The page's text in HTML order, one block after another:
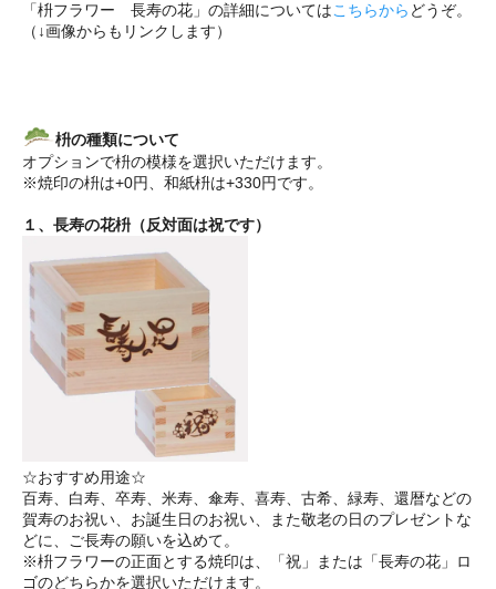
「枡フラワー 長寿の花」の詳細についてはこちらから どうぞ。
（↓画像からもリンクします）
枡の種類について
オプションで枡の模様を選択いただけます。
※焼印の枡は+0円、和紙枡は+330円です。
１、長寿の花枡（反対面は祝です）
☆おすすめ用途☆
百寿、白寿、卒寿、米寿、傘寿、喜寿、古希、緑寿、還暦などの
賀寿のお祝い、お誕生日のお祝い、また敬老の日のプレゼントな
どに、ご長寿の願いを込めて。
※枡フラワーの正面とする焼印は、「祝」または「長寿の花」ロ
ゴのどちらかを選択いただけます。